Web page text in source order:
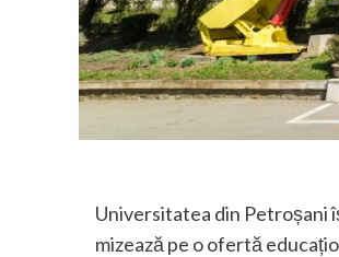
Universitatea din Petroșani
mizează pe o ofertă